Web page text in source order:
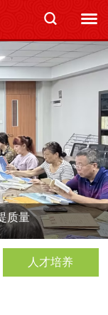
质量
人才培养